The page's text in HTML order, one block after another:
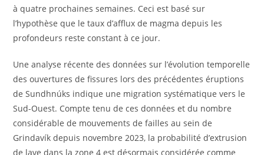
à quatre prochaines semaines. Ceci est basé sur
l’hypothèse que le taux d’afflux de magma depuis les
profondeurs reste constant à ce jour.
Une analyse récente des données sur l’évolution temporelle
des ouvertures de fissures lors des précédentes éruptions
de Sundhnúks indique une migration systématique vers le
Sud-Ouest. Compte tenu de ces données et du nombre
considérable de mouvements de failles au sein de
Grindavík depuis novembre 2023, la probabilité d’extrusion
de lave dans la zone 4 est désormais considérée comme